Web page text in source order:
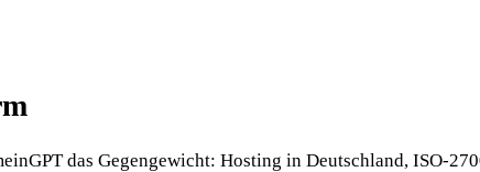
das Gegengewicht: Hosting in Deutschland, ISO-